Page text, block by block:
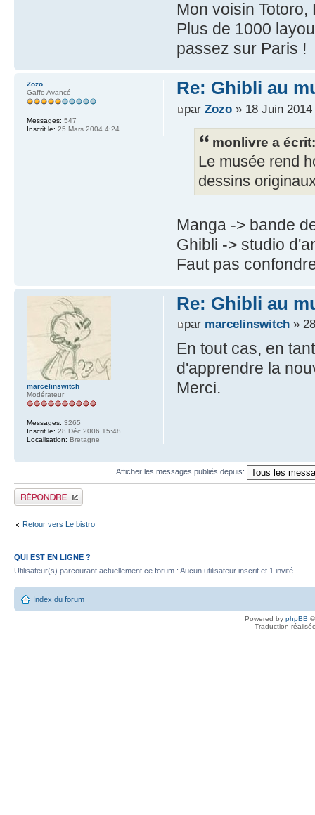
Mon voisin
Plus de 1000
passez sur Paris !
Re: Ghibli au
par Zozo» 18 Juin 2014
monlivre a écrit:
Le musée rend
dessins
Manga -> bande
Ghibli -> studio
Faut pas
Zozo
Gaffo Avancé
Messages: 547
Inscrit le: 25 Mars 2004 4:24
Re: Ghibli au
par marcelinswitch»
En tout cas, en
d'apprendre la
Merci.
marcelinswitch
Modérateur
Messages: 3265
Inscrit le: 28 Déc 2006 15:48
Localisation: Bretagne
Afficher les messages publiés depuis:
Publier une réponse
Retour vers Le bistro
QUI EST EN LIGNE ?
Utilisateur(s) parcourant actuellement ce forum : Aucun utilisateur inscrit et 1 invité
Index du forum
Powered by phpBB
Traduction